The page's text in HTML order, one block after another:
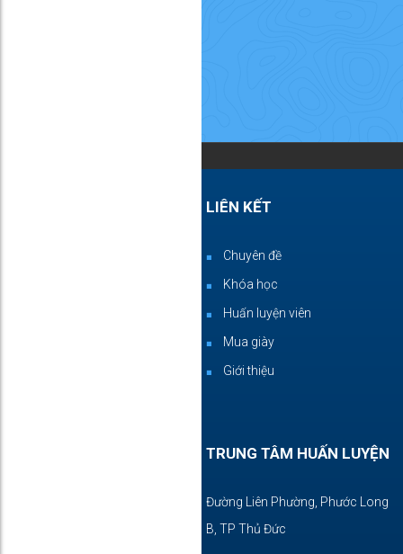
LIÊN KẾT
Chuyên đề
Khóa học
Huấn luyện viên
Mua giày
Giới thiệu
TRUNG TÂM HUẤN LUYỆN
Đường Liên Phường, Phước Long
B, TP Thủ Đức